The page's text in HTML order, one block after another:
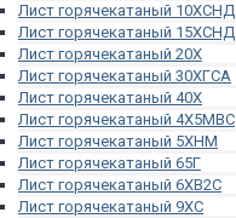
Лист горячекатаный 10ХСНД
Лист горячекатаный 15ХСНД
Лист горячекатаный 20Х
Лист горячекатаный 30ХГСА
Лист горячекатаный 40Х
Лист горячекатаный 4Х5МВС
Лист горячекатаный 5ХНМ
Лист горячекатаный 65Г
Лист горячекатаный 6ХВ2С
Лист горячекатаный 9ХС